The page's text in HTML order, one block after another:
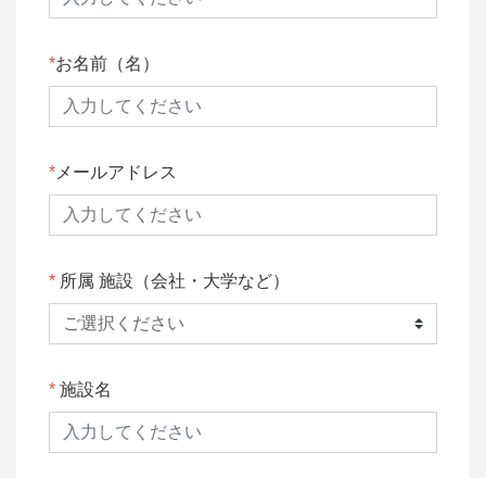
お名前（名）
メールアドレス
所属 施設（会社・大学など）
施設名